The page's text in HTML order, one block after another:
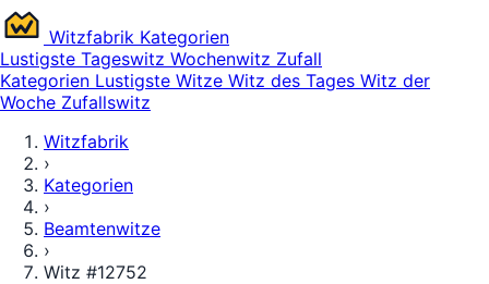
Witzfabrik Kategorien
Lustigste Tageswitz Wochenwitz Zufall
Kategorien Lustigste Witze Witz des Tages Witz der
Woche Zufallswitz
Witzfabrik
›
Kategorien
›
Beamtenwitze
›
Witz #12752